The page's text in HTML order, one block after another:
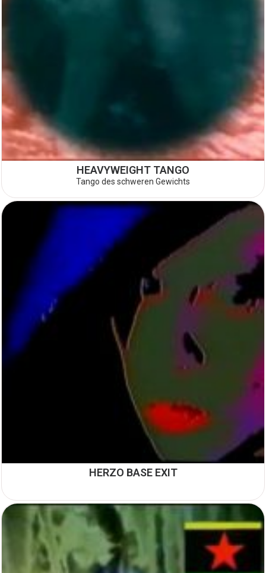
HEAVYWEIGHT TANGO
Tango des schweren Gewichts
HERZO BASE EXIT